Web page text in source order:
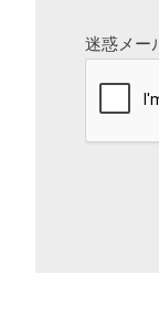
迷惑メー